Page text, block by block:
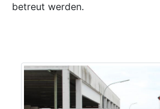
betreut werden.